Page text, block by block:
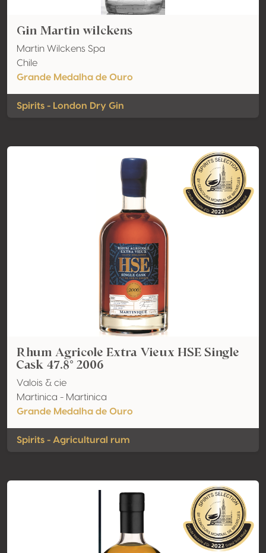
Gin Martin wilckens
Martin Wilckens Spa
Chile
Grande Medalha de Ouro
Spirits - London Dry Gin
Rhum Agricole Extra Vieux HSE Single
Cask 47.8° 2006
Valois & cie
Martinica - Martinica
Grande Medalha de Ouro
Spirits - Agricultural rum